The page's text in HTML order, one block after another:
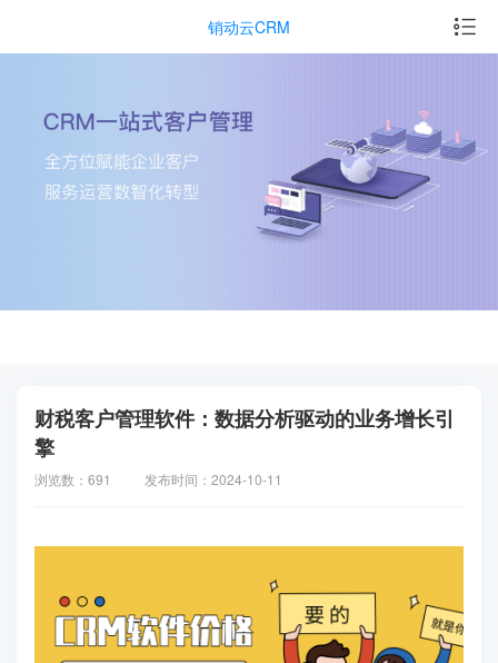
销动云CRM
财税客户管理软件：数据分析驱动的业务增长引
擎
浏览数：691 发布时间：2024-10-11